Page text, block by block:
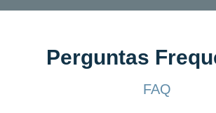
Perguntas
FAQ